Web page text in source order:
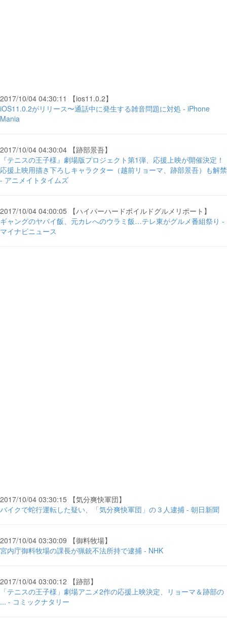
2017/10/04 04:30:11 【ios11.0.2】
iOS11.0.2がリリース〜通話中に発生する雑音問題に対処 - iPhone
Mania
2017/10/04 04:30:04 【跡部景吾】
『テニスの王子様』劇場版プロジェクト第1弾、応援上映が開催決定！
応援上映用描き下ろしキャラクター（越前リョーマ、跡部景吾）も解禁
- アニメイトタイムズ
2017/10/04 04:00:05 【ハイパーハードボイルドグルメリポート】
ギャングのヤバイ飯、元カレへのウラミ飯…テレ東がグルメ番組祭り -
マイナビニュース
2017/10/04 03:30:15 【気分爽快軍団】
バイクで蛇行運転した疑い、「気分爽快軍団」の３人逮捕 - 朝日新聞
2017/10/04 03:30:09 【御料牧場】
宮内庁御料牧場の課長が猟銃不法所持で逮捕 - NHK
2017/10/04 03:00:12 【跡部】
「テニスの王子様」劇場アニメ2作の応援上映決定、リョーマ＆跡部の
... - コミックナタリー